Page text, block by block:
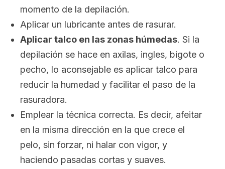
momento de la depilación.
Aplicar un lubricante antes de rasurar.
Aplicar talco en las zonas húmedas. Si la
depilación se hace en axilas, ingles, bigote o
pecho, lo aconsejable es aplicar talco para
reducir la humedad y facilitar el paso de la
rasuradora.
Emplear la técnica correcta. Es decir, afeitar
en la misma dirección en la que crece el
pelo, sin forzar, ni halar con vigor, y
haciendo pasadas cortas y suaves.